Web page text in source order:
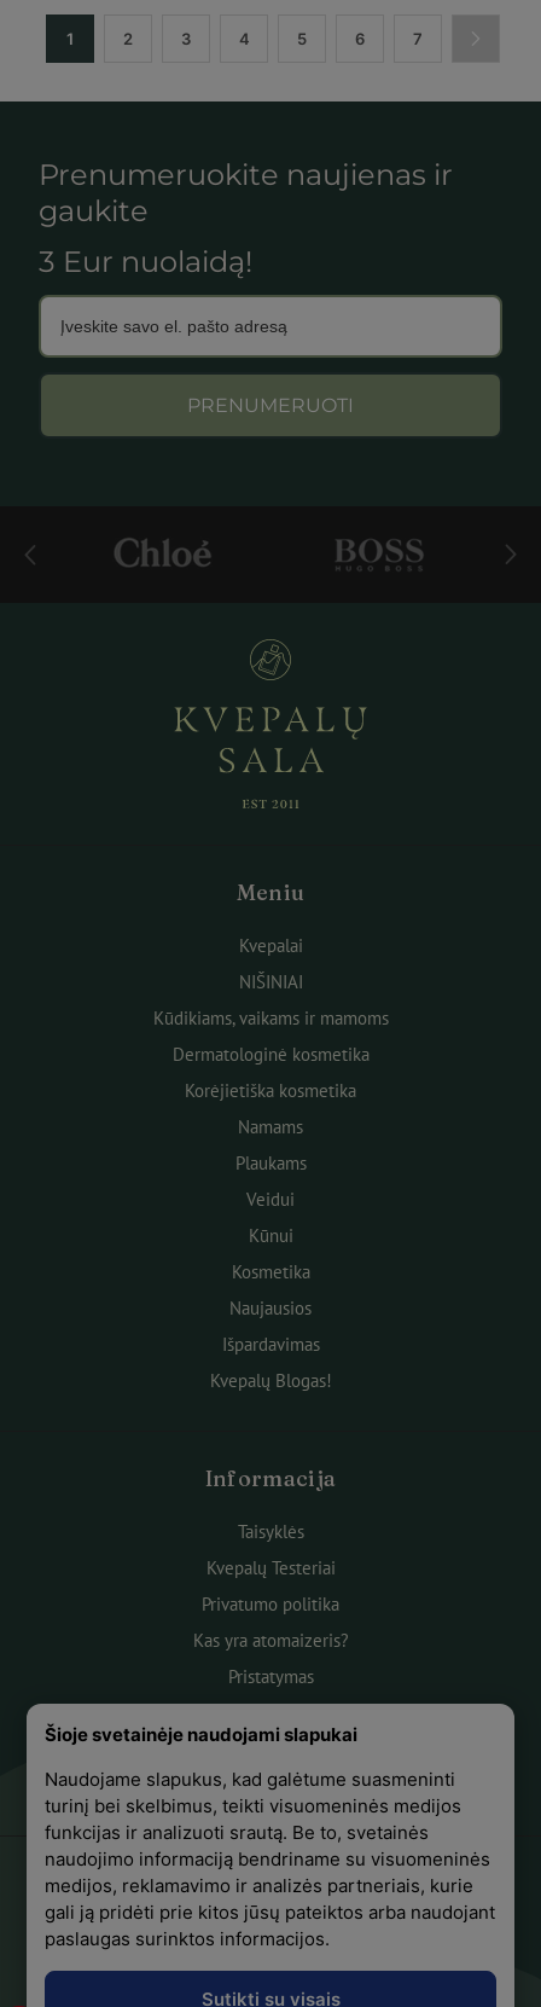
1 2 3 4 5 6 7
Prenumeruokite naujienas ir
gaukite
3 Eur nuolaidą!
PRENUMERUOTI
Meniu
Kvepalai
NIŠINIAI
Kūdikiams, vaikams ir mamoms
Dermatologinė kosmetika
Korėjietiška kosmetika
Namams
Plaukams
Veidui
Kūnui
Kosmetika
Naujausios
Išpardavimas
Kvepalų Blogas!
Informacija
Taisyklės
Kvepalų Testeriai
Privatumo politika
Kas yra atomaizeris?
Pristatymas
Apie mus
Atsiliepimai
+370 618 44441
Šioje svetainėje naudojami slapukai
Naudojame slapukus, kad galėtume suasmeninti
turinį bei skelbimus, teikti visuomeninės medijos
funkcijas ir analizuoti srautą. Be to, svetainės
naudojimo informaciją bendriname su visuomeninės
medijos, reklamavimo ir analizės partneriais, kurie
gali ją pridėti prie kitos jūsų pateiktos arba naudojant
paslaugas surinktos informacijos.
Sutikti su visais